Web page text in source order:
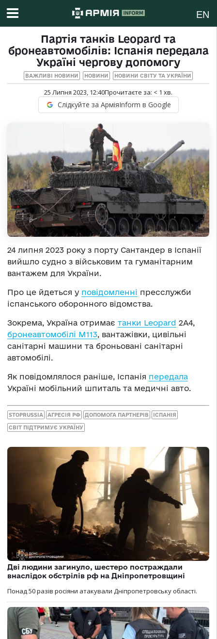
EN
Партія танків Leopard та
бронеавтомобілів: Іспанія передала
Україні чергову допомогу
ВАЖЛИВІ НОВИНИ НОВИНИ НОВИНИ СВІТУ ТА УКРАЇНИ
25 Липня 2023, 12:40Прочитаєте за: < 1 хв.
Слідкуйте за АрміяInform в Google
24 липня 2023 року з порту Сантандер в Іспанії
вийшло судно з військовим та гуманітарним
вантажем для України.
Про це йдеться у повідомленні пресслужби
іспанського оборонного відомства.
Зокрема, Україна отримає танки Leopard 2A4,
бронеавтомобілі М113, вантажівки, цивільні
санітарні машини та броньовані санітарні
автомобілі.
Як повідомлялося раніше, Іспанія передала
Україні мобільний шпиталь та медичні авто.
STOPRUSSIA АГРЕСІЯ РФ ДОПОМОГА ПАРТНЕРІВ ІСПАНІЯ
СВІТ ПІДТРИМУЄ УКРАЇНУ
Дві людини загинуло, шестеро постраждали
внаслідок обстрілів рф на Дніпропетровщині
Понад 50 разів росіяни атакували Дніпропетровську області.